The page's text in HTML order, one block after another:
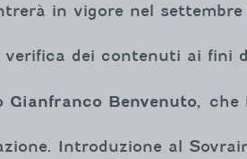
in vigore nel settembre
dei contenuti ai fini
Gianfranco Benvenuto, che
Introduzione al